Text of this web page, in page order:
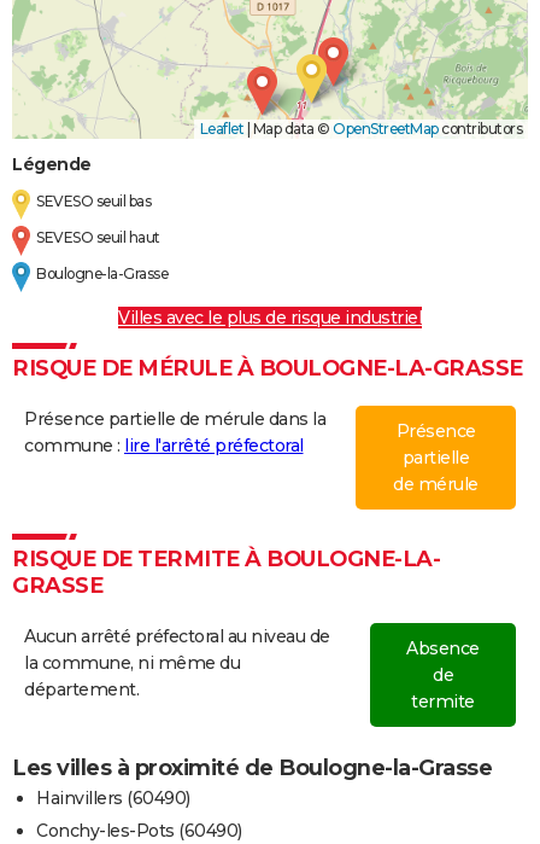
Leaflet Map data © OpenStreetMapcontributors
Légende
SEVESO seuil bas
SEVESO seuil haut
Boulogne-la-Grasse
Villes avec le plus de risque industriel
RISQUE DE MÉRULE À BOULOGNE-LA-GRASSE
Présence partielle de mérule dans la
commune : lire l'arrêté préfectoral
Présence
partielle
de mérule
RISQUE DE TERMITE À BOULOGNE-LA-
GRASSE
Aucun arrêté préfectoral au niveau de
la commune, ni même du
département.
Absence
de
termite
Les villes à proximité de Boulogne-la-Grasse
Hainvillers (60490)
Conchy-les-Pots (60490)